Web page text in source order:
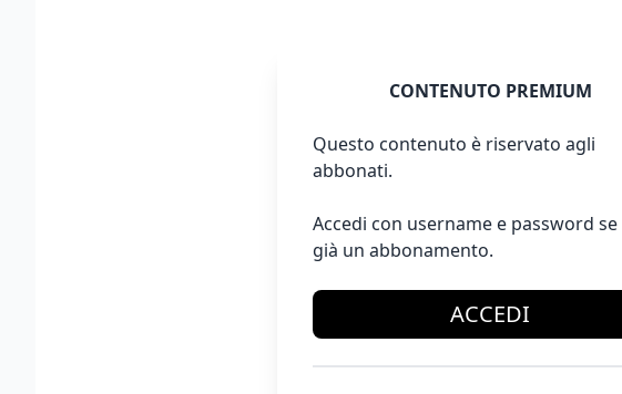
CONTENUTO PREMIUM
Questo contenuto è riservato agli
abbonati.
Accedi con username e password se
già un abbonamento.
ACCEDI